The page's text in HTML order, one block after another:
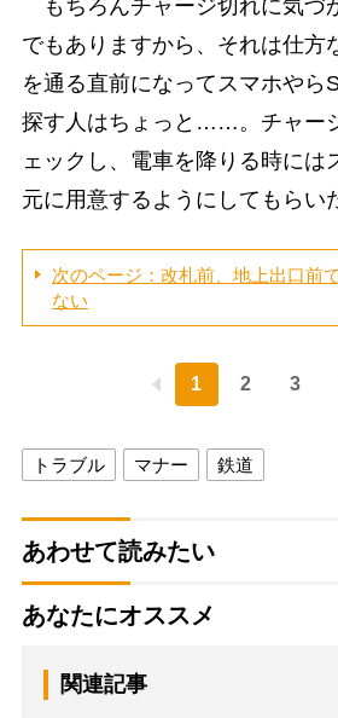
もちろんチャージ切れに気づ
でもありますから、それは仕方
を通る直前になってスマホやら
探す人はちょっと……。チャー
ェックし、電車を降りる時には
元に用意するようにしてもらい
次のページ：改札前、地上出口前
ない
1 2 3
トラブル マナー 鉄道
あわせて読みたい
あなたにオススメ
関連記事